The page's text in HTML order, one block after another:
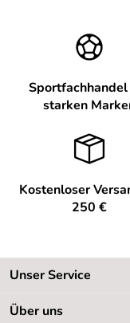
starken
Kostenloser
250 €
Unser Service
Kontakt
Über uns